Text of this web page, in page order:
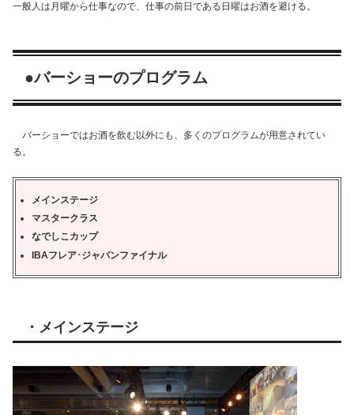
一般人は月曜から仕事なので、仕事の前日である日曜はお酒を避ける。
●バーショーのプログラム
バーショーではお酒を飲む以外にも、多くのプログラムが用意されてい
る。
メインステージ
マスタークラス
なでしこカップ
IBAフレア･ジャパンファイナル
・メインステージ